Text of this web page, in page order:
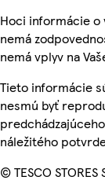
Hoci informácie o
nemá
nemá vplyv na
Tieto informácie
nesmú byť
náležitého
© TESCO STORES